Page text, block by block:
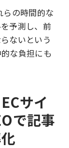
らの時間的な
予測し、前
ないという
な負担にも
サイ
で記事